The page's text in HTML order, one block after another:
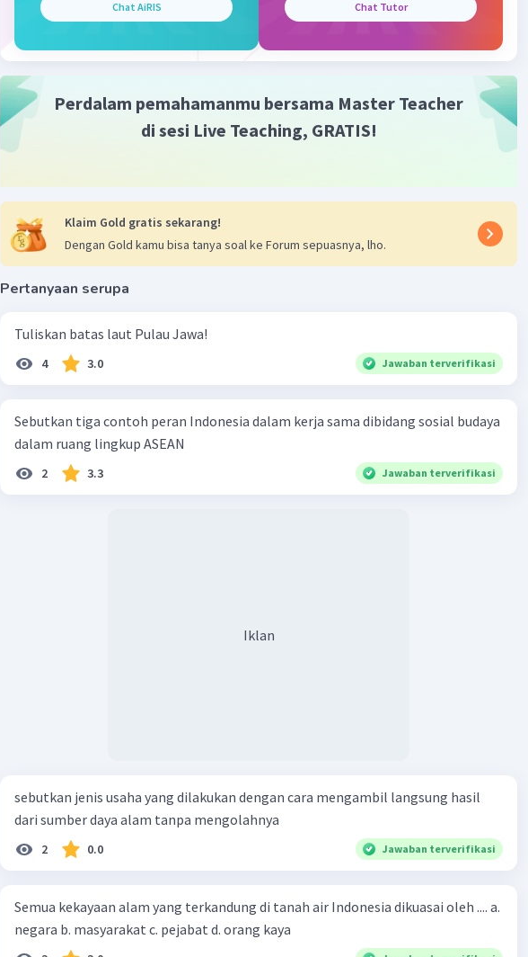
Chat AiRIS Chat Tutor
Perdalam pemahamanmu bersama Master Teacher
di sesi Live Teaching, GRATIS!
Klaim Gold gratis sekarang!
Dengan Gold kamu bisa tanya soal ke Forum sepuasnya, lho.
Pertanyaan serupa
Tuliskan batas laut Pulau Jawa!
4 3.0 Jawaban terverifikasi
Sebutkan tiga contoh peran Indonesia dalam kerja sama dibidang sosial budaya
dalam ruang lingkup ASEAN
2 3.3 Jawaban terverifikasi
Iklan
sebutkan jenis usaha yang dilakukan dengan cara mengambil langsung hasil
dari sumber daya alam tanpa mengolahnya
2 0.0 Jawaban terverifikasi
Semua kekayaan alam yang terkandung di tanah air Indonesia dikuasai oleh .... a.
negara b. masyarakat c. pejabat d. orang kaya